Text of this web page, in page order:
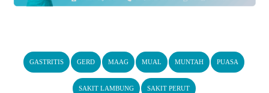
GASTRITIS GERD MAAG MUAL MUNTAH PUASA
SAKIT LAMBUNG SAKIT PERUT